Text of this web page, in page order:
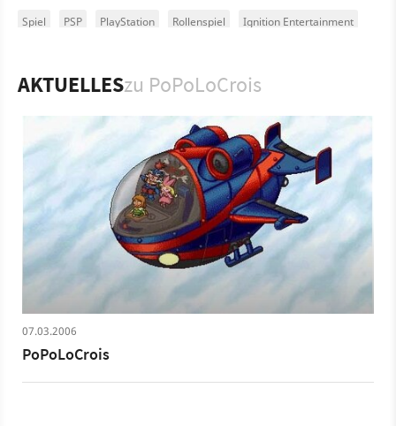
Spiel PSP PlayStation Rollenspiel
Ignition Entertainment
AKTUELLESzu PoPoLoCrois
07.03.2006
PoPoLoCrois